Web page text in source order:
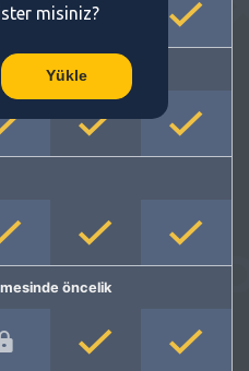
öncelik
misiniz?
Yükle